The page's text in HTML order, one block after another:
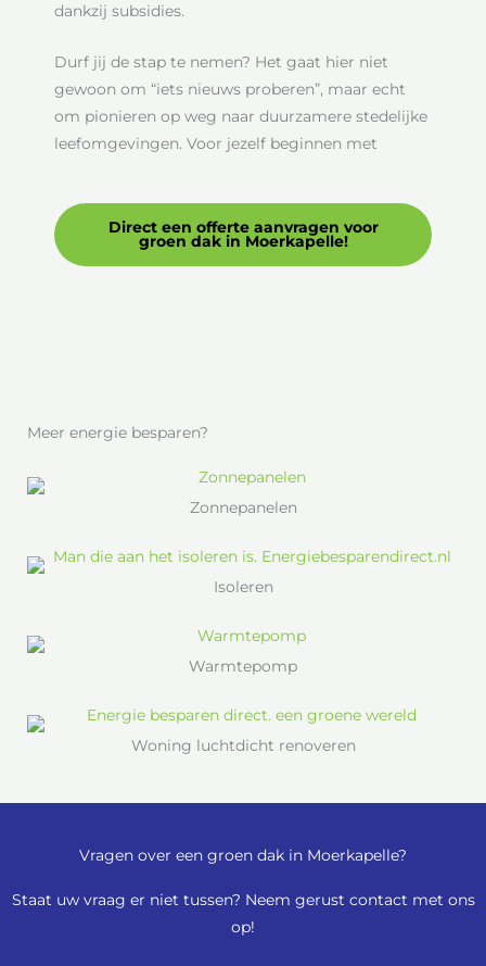
dankzij subsidies.
Durf jij de stap te nemen? Het gaat hier niet
gewoon om “iets nieuws proberen”, maar echt
om pionieren op weg naar duurzamere stedelijke
leefomgevingen. Voor jezelf beginnen met
Direct een offerte aanvragen voor
groen dak in Moerkapelle!
Meer energie besparen?
Zonnepanelen
Isoleren
Warmtepomp
Woning luchtdicht renoveren
Vragen over een groen dak in Moerkapelle?
Staat uw vraag er niet tussen? Neem gerust contact met ons
op!